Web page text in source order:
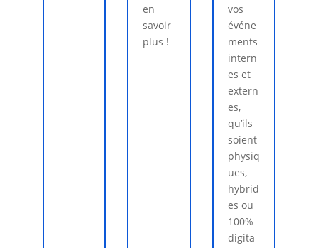
en
savoir
plus !
vos
événe
ments
intern
es et
extern
es,
qu’ils
soient
physiq
ues,
hybrid
es ou
100%
digita